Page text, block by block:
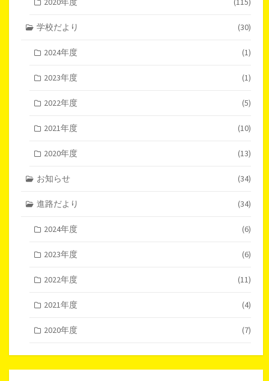
学校だより (30)
2024年度 (1)
2023年度 (1)
2022年度 (5)
2021年度 (10)
2020年度 (13)
お知らせ (34)
進路だより (34)
2024年度 (6)
2023年度 (6)
2022年度 (11)
2021年度 (4)
2020年度 (7)